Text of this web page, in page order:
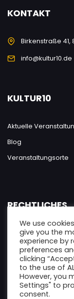
KONTAKT
Birkenstraße 41,
info@kultur10.de
KULTUR10
Aktuelle
Blog
Veranstaltungsorte
RECHTLICHES
Impressum
We use
give you the
experience by
preferences
clicking
to the use of
However, you
Settings" to
consent.